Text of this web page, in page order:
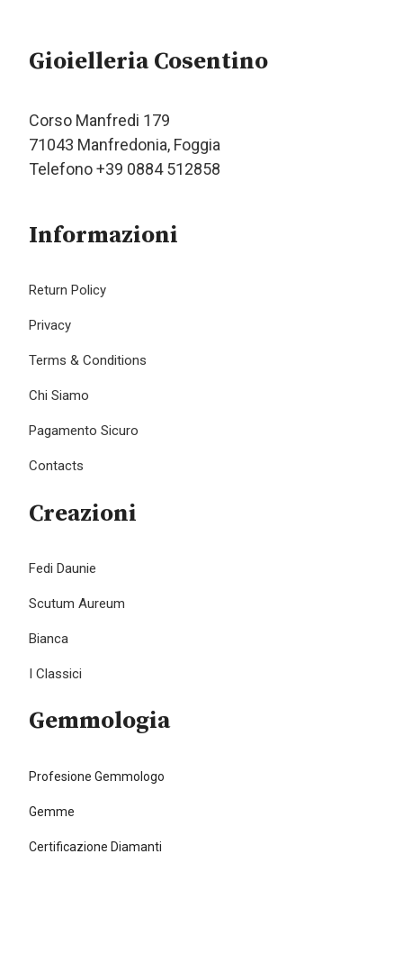
Gioielleria Cosentino
Corso Manfredi 179
71043 Manfredonia, Foggia
Telefono +39 0884 512858
Informazioni
Return Policy
Privacy
Terms & Conditions
Chi Siamo
Pagamento Sicuro
Contacts
Creazioni
Fedi Daunie
Scutum Aureum
Bianca
I Classici
Gemmologia
Profesione Gemmologo
Gemme
Certificazione Diamanti